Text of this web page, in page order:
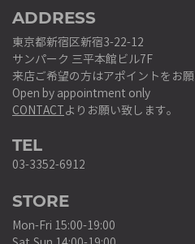
ADDRESS
東京都新宿区新宿3-22-12
サンパーク 三平本館ビル7F
来店ご希望の方はアポイントをお願
Open by appointment only
CONTACTよりお願い致します。
TEL
03-3352-6912
STORE
Mon-Fri 15:00-19:00